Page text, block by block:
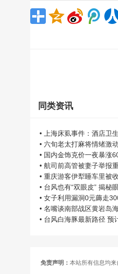
同类资讯
• 上海床虱事件：酒店卫
• 六旬老太打麻将情绪激
• 国内金饰克价一夜暴涨
• 航司前高管被妻子举报
• 重庆游客伊犁睡车里被
• 台风也有“双眼皮” 揭秘
• 女子利用漏洞0元薅走
• 名嘴谈南部战区黄岩岛
• 台风白海豚最新路径 预
免责声明： 本站所有信息均